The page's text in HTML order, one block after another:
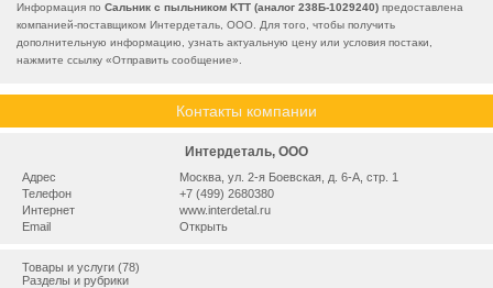
Информация по Сальник с пыльником KTT (аналог 238Б-1029240) предоставлена
компанией-поставщиком Интердеталь, ООО. Для того, чтобы получить
дополнительную информацию, узнать актуальную цену или условия постаки,
нажмите ссылку «Отправить сообщение».
Контакты компании
Интердеталь, ООО
Адрес
Москва, ул. 2-я Боевская, д. 6-А, стр. 1
Телефон
+7 (499) 2680380
Интернет
www.interdetal.ru
Email
Открыть
Товары и услуги (78)
Разделы и рубрики